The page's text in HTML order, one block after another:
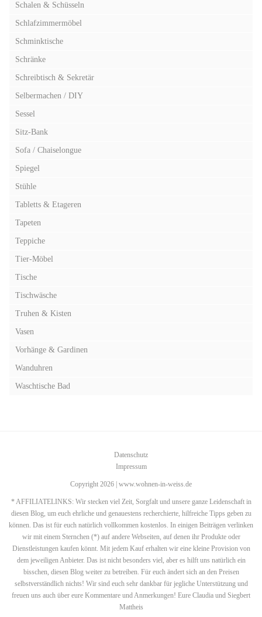
Schalen & Schüsseln
Schlafzimmermöbel
Schminktische
Schränke
Schreibtisch & Sekretär
Selbermachen / DIY
Sessel
Sitz-Bank
Sofa / Chaiselongue
Spiegel
Stühle
Tabletts & Etageren
Tapeten
Teppiche
Tier-Möbel
Tische
Tischwäsche
Truhen & Kisten
Vasen
Vorhänge & Gardinen
Wanduhren
Waschtische Bad
Datenschutz
Impressum
Copyright 2026 | www.wohnen-in-weiss.de
* AFFILIATELINKS: Wir stecken viel Zeit, Sorgfalt und unsere ganze Leidenschaft in
diesen Blog, um euch ehrliche und genauestens recherchierte, hilfreiche Tipps geben zu
können. Das ist für euch natürlich vollkommen kostenlos. In einigen Beiträgen verlinken
wir mit einem Sternchen (*) auf andere Webseiten, auf denen ihr Produkte oder
Dienstleistungen kaufen könnt. Mit jedem Kauf erhalten wir eine kleine Provision von
dem jeweiligen Anbieter. Das ist nicht besonders viel, aber es hilft uns natürlich ein
bisschen, diesen Blog weiter zu betreiben. Für euch ändert sich an den Preisen
selbstverständlich nichts! Wir sind euch sehr dankbar für jegliche Unterstützung und
freuen uns auch über eure Kommentare und Anmerkungen! Eure Claudia und Siegbert
Mattheis